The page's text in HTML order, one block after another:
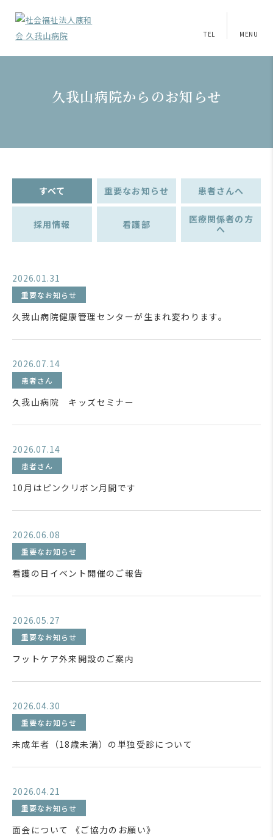
TEL MENU
久我山病院からのお知らせ
すべて 重要なお知らせ 患者さんへ
採用情報 看護部
医療関係者の方
へ
2026.01.31
重要なお知らせ
久我山病院健康管理センターが生まれ変わります。
2026.07.14
患者さん
久我山病院 キッズセミナー
2026.07.14
患者さん
10月はピンクリボン月間です
2026.06.08
重要なお知らせ
看護の日イベント開催のご報告
2026.05.27
重要なお知らせ
フットケア外来開設のご案内
2026.04.30
重要なお知らせ
未成年者（18歳未満）の単独受診について
2026.04.21
重要なお知らせ
面会について 《ご協力のお願い》